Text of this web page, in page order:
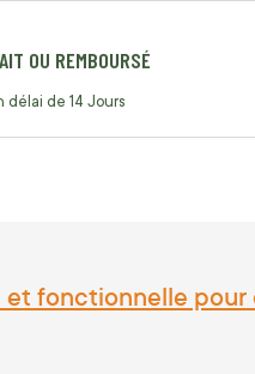
OU REMBOURSÉ
délai de 14 Jours
fonctionnelle